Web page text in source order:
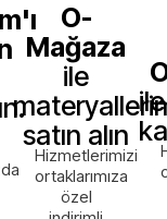
O-
Mağaza
ile
satın alın
Hizmetlerimizi
ortaklarımıza
özel